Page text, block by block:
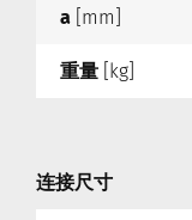
a [mm]
重量 [kg]
连接尺寸